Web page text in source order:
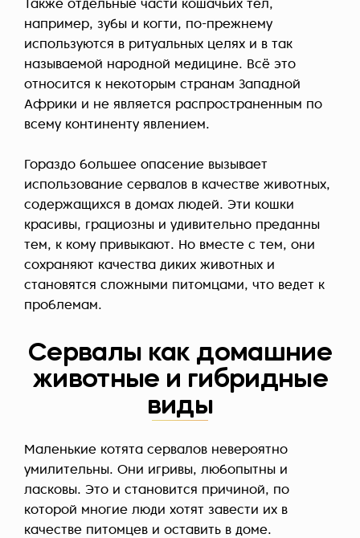
Также отдельные части кошачьих тел,
например, зубы и когти, по-прежнему
используются в ритуальных целях и в так
называемой народной медицине. Всё это
относится к некоторым странам Западной
Африки и не является распространенным по
всему континенту явлением.
Гораздо большее опасение вызывает
использование сервалов в качестве животных,
содержащихся в домах людей. Эти кошки
красивы, грациозны и удивительно преданны
тем, к кому привыкают. Но вместе с тем, они
сохраняют качества диких животных и
становятся сложными питомцами, что ведет к
проблемам.
Сервалы как домашние
животные и гибридные
виды
Маленькие котята сервалов невероятно
умилительны. Они игривы, любопытны и
ласковы. Это и становится причиной, по
которой многие люди хотят завести их в
качестве питомцев и оставить в доме.